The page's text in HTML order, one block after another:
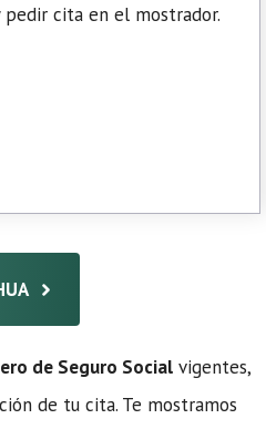
pedir cita en el mostrador.
de Seguro Social vigentes,
de tu cita. Te mostramos